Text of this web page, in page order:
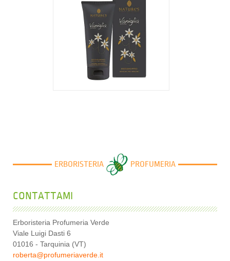
11,26 €
ERBORISTERIA PROFUMERIA
CONTATTAMI
Erboristeria Profumeria Verde
Viale Luigi Dasti 6
01016 - Tarquinia (VT)
roberta@profumeriaverde.it